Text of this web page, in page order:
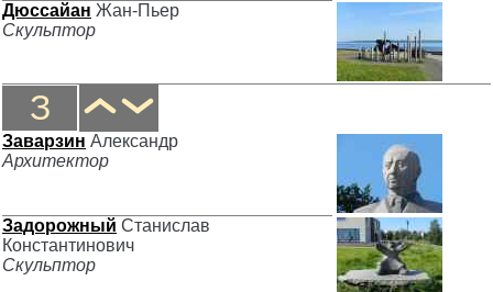
Дюссайан Жан-Пьер
Скульптор
З
Заварзин Александр
Архитектор
Задорожный Станислав
Константинович
Скульптор